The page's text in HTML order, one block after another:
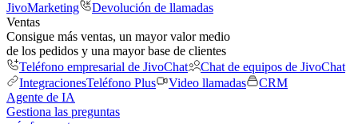
JivoMarketing
Devolución de llamadas
Ventas
Consigue más ventas, un mayor valor medio
de los pedidos y una mayor base de clientes
Teléfono empresarial de JivoChat
Chat de equipos de JivoChat
IntegracionesTeléfono Plus Video llamadas
CRM
Agente de IA
Gestiona las preguntas